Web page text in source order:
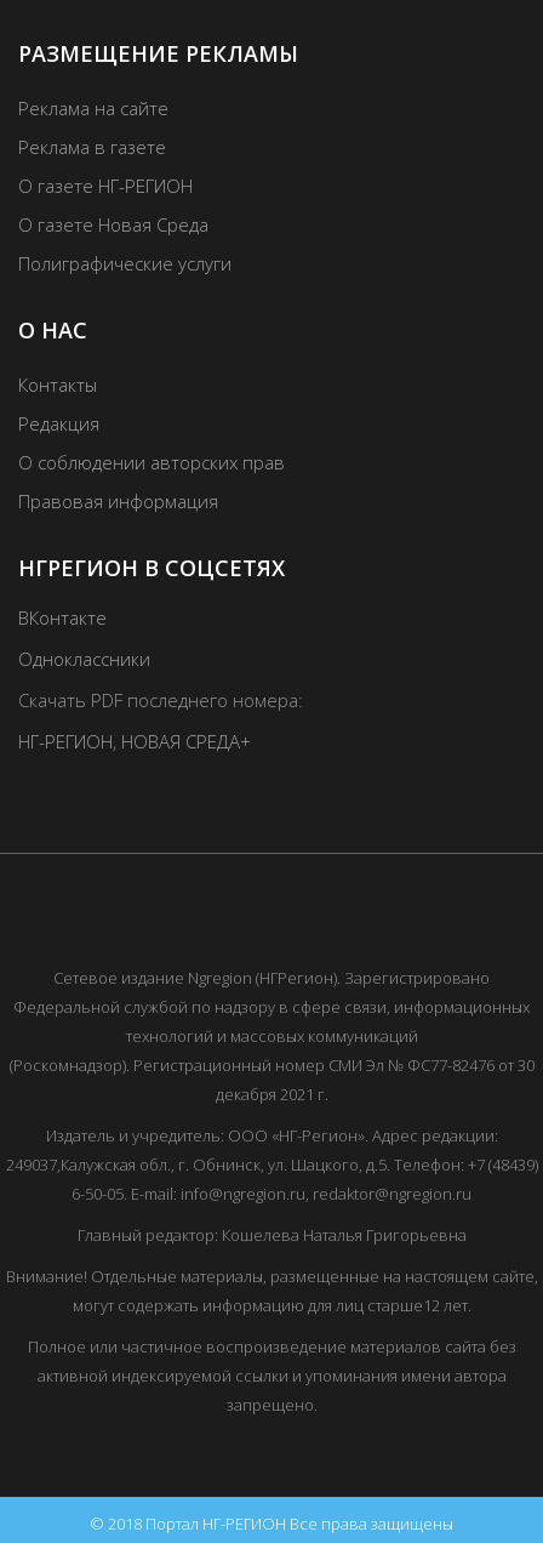
РАЗМЕЩЕНИЕ РЕКЛАМЫ
Реклама на сайте
Реклама в газете
О газете НГ-РЕГИОН
О газете Новая Среда
Полиграфические услуги
О НАС
Контакты
Редакция
О соблюдении авторских прав
Правовая информация
НГРЕГИОН В СОЦСЕТЯХ
ВКонтакте
Одноклассники
Скачать PDF последнего номера:
НГ-РЕГИОН, НОВАЯ СРЕДА+
Сетевое издание Ngregion (НГРегион). Зарегистрировано
Федеральной службой по надзору в сфере связи, информационных
технологий и массовых коммуникаций
(Роскомнадзор). Регистрационный номер СМИ Эл № ФС77-82476 от 30
декабря 2021 г.
Издатель и учредитель: ООО «НГ-Регион». Адрес редакции:
249037,Калужская обл., г. Обнинск, ул. Шацкого, д.5. Телефон: +7 (48439)
6-50-05. E-mail: info@ngregion.ru, redaktor@ngregion.ru
Главный редактор: Кошелева Наталья Григорьевна
Внимание! Отдельные материалы, размещенные на настоящем сайте,
могут содержать информацию для лиц старше12 лет.
Полное или частичное воспроизведение материалов сайта без
активной индексируемой ссылки и упоминания имени автора
запрещено.
© 2018 Портал НГ-РЕГИОН Все права защищены